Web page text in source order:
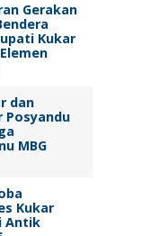
Gerakan
Kukar
dan
Posyandu
MBG
Kukar
Antik